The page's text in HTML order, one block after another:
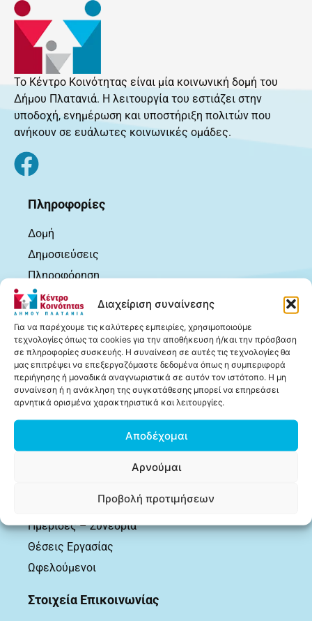
Διαχείριση συναίνεσης
Για να παρέχουμε τις καλύτερες εμπειρίες, χρησιμοποιούμε
τεχνολογίες όπως τα cookies για την αποθήκευση ή/και την πρόσβαση
σε πληροφορίες συσκευής. Η συναίνεση σε αυτές τις τεχνολογίες θα
μας επιτρέψει να επεξεργαζόμαστε δεδομένα όπως η συμπεριφορά
περιήγησης ή μοναδικά αναγνωριστικά σε αυτόν τον ιστότοπο. Η μη
συναίνεση ή η ανάκληση της συγκατάθεσης μπορεί να επηρεάσει
αρνητικά ορισμένα χαρακτηριστικά και λειτουργίες.
Αποδέχομαι
Αρνούμαι
Προβολή προτιμήσεων
Το Κέντρο Κοινότητας είναι μία κοινωνική δομή του
Δήμου Πλατανιά. Η λειτουργία του εστιάζει στην
υποδοχή, ενημέρωση και υποστήριξη πολιτών που
ανήκουν σε ευάλωτες κοινωνικές ομάδες.
Πληροφορίες
Δομή
Δημοσιεύσεις
Πληροφόρηση
Ωφελούμενοι
Χρήσιμα
Επικοινωνία
Δημοσιεύσεις
Ανακοινώσεις
Δελτία Τύπου
Ημερίδες – Συνέδρια
Θέσεις Εργασίας
Ωφελούμενοι
Στοιχεία Επικοινωνίας